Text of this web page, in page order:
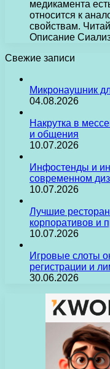
медикамента
относится к
свойствам.
Описание
Свежие записи
Микронаушник
04.08.2026
Накрутка в
и общения
10.07.2026
Инфостенды и
современном
10.07.2026
Лучшие
корпоративов и
10.07.2026
Игровые слоты
регистрации и
30.06.2026